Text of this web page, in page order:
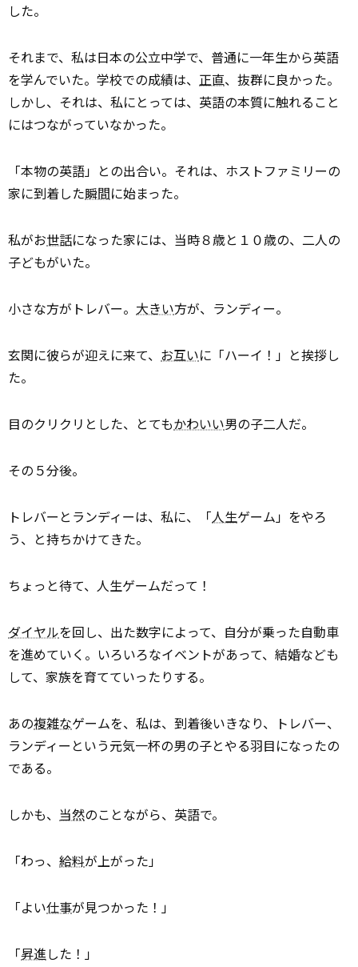
した。
それまで、私は日本の公立中学で、普通に一年生から英語
を学んでいた。学校での成績は、 正直、抜群に良かった。
しかし、それは、私にとっては、英語の本質に触れること
にはつながっていなかった。
「本物の英語」との出合い。それは、ホストファミリーの
家に到着した瞬間に始まった。
私がお世話になった家には、当時８歳と１０歳の、二人の
子どもがいた。
小さな方がトレバー。 大きい方が、ランディー。
玄関に彼らが迎えに来て、 お互いに「ハーイ！」と挨拶し
た。
目のクリクリとした、とてもかわいい男の子二人だ。
その５分後。
トレバーとランディーは、私に、「人生ゲーム」をやろ
う、と持ちかけてきた。
ちょっと待て、人生ゲームだって！
ダイヤルを回し、出た数字によって、自分が乗った自動車
を進めていく。いろいろなイベントがあって、結婚なども
して、家族を育てていったりする。
あの複雑なゲームを、私は、到着後いきなり、トレバー、
ランディーという元気一杯の男の子とやる羽目になったの
である。
しかも、 当然のことながら、英語で。
「わっ、 給料が上がった」
「よい仕事が見つかった！」
「昇進した！」